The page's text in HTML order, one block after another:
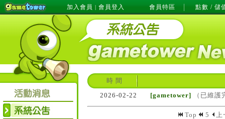
加入會員 | 會員登入 會員特區 點數 / 儲
時 間
2026-02-22
[gametower] （已維
Top 5 上